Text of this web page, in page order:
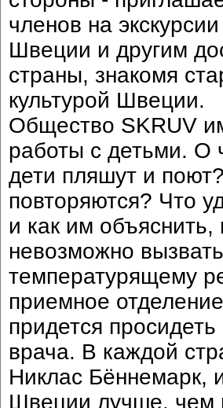
членов на
Швеции и другим
страны, знакомя
культурой Швеции.
Общество SKRUV
работы с детьми. О
дети пляшут и
повторяются? Что
и как им
невозможно
температурящему
приемное
придется
врача. В каждой
Никлас Бённемарк,
Швеции лучше, чем